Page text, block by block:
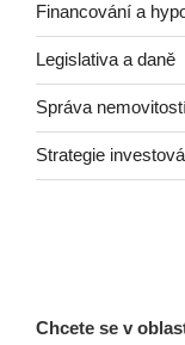
Financování a
Legislativa a daně
Správa
Strategie
Chcete se v